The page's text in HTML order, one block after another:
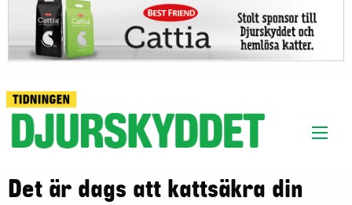
Det är dags att kattsäkra din